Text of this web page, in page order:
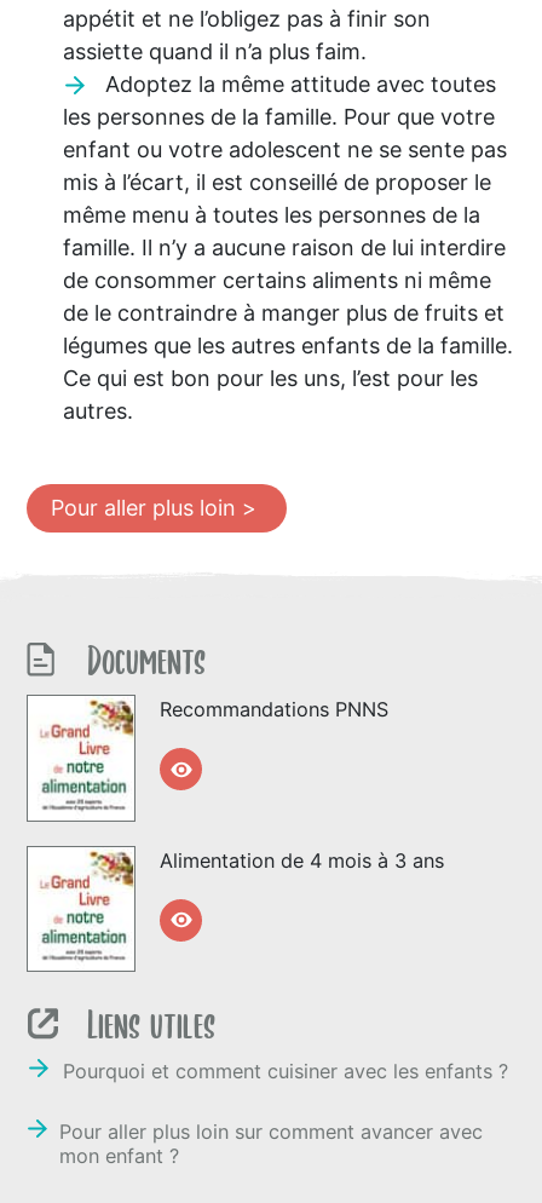
appétit et ne l’obligez pas à finir son
assiette quand il n’a plus faim.
Adoptez la même attitude avec toutes
les personnes de la famille. Pour que votre
enfant ou votre adolescent ne se sente pas
mis à l’écart, il est conseillé de proposer le
même menu à toutes les personnes de la
famille. Il n’y a aucune raison de lui interdire
de consommer certains aliments ni même
de le contraindre à manger plus de fruits et
légumes que les autres enfants de la famille.
Ce qui est bon pour les uns, l’est pour les
autres.
Pour aller plus loin >
Documents
Recommandations PNNS
Alimentation de 4 mois à 3 ans
Liens utiles
Pourquoi et comment cuisiner avec les enfants ?
Pour aller plus loin sur comment avancer avec
mon enfant ?